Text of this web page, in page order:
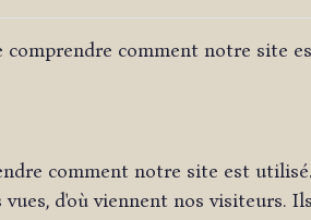
comment notre site
comment notre site est
d'où viennent nos visiteurs.